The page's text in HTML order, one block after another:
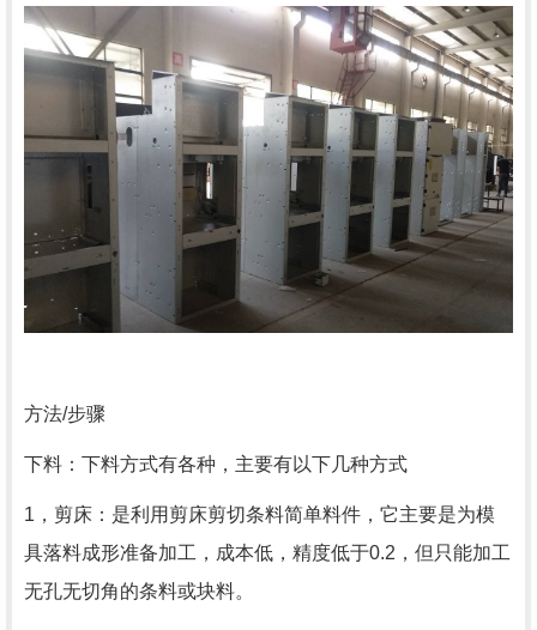
方法/步骤
下料：下料方式有各种，主要有以下几种方式
1，剪床：是利用剪床剪切条料简单料件，它主要是为模
具落料成形准备加工，成本低，精度低于0.2，但只能加工
无孔无切角的条料或块料。